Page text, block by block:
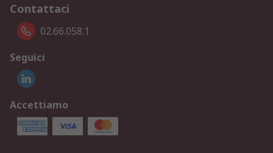
Contattaci
02.66.058.1
Seguici
Accettiamo